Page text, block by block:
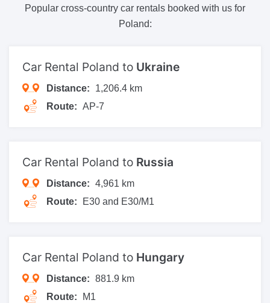
Popular cross-country car rentals booked with us for
Poland:
Car Rental Poland to Ukraine
Distance:
1,206.4 km
Route: AP-7
Car Rental Poland to Russia
Distance: 4,961 km
Route:
Е30 and E30/M1
Car Rental Poland to Hungary
Distance: 881.9 km
Route:
M1